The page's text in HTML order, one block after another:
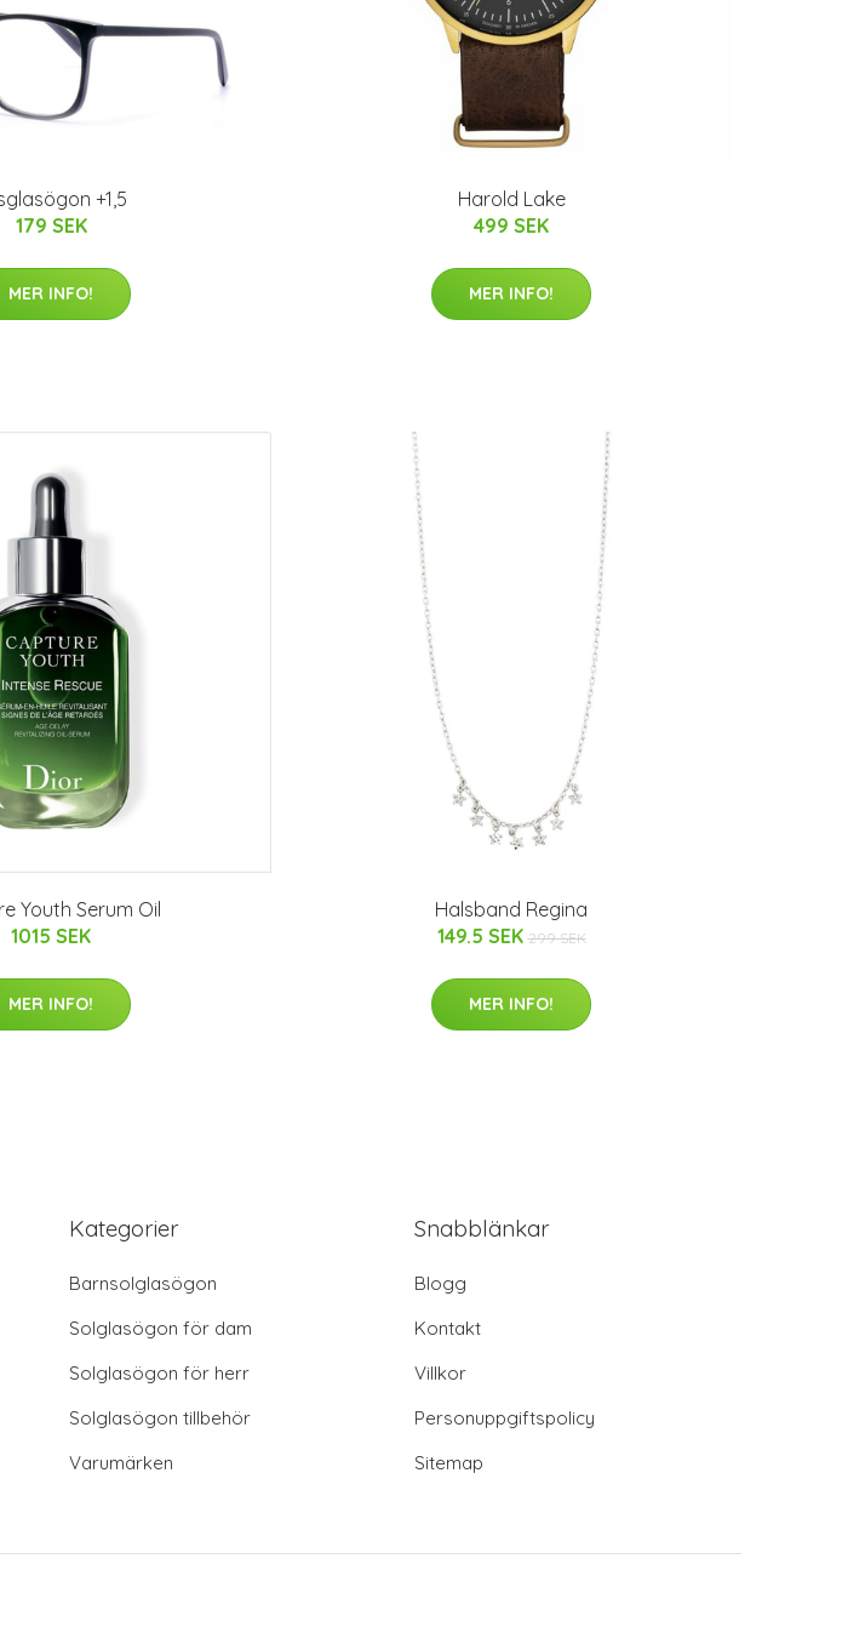
+1,5
179 SEK
MER INFO!
Harold Lake
499 SEK
MER INFO!
Youth Serum Oil
1015 SEK
MER INFO!
Halsband Regina
149.5 SEK 299 SEK
MER INFO!
Kategorier
Barnsolglasögon
Solglasögon för dam
Solglasögon för herr
Solglasögon tillbehör
Varumärken
Snabblänkar
Blogg
Kontakt
Villkor
Personuppgiftspolicy
Sitemap